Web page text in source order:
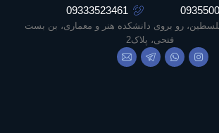
09333523461
رو بروی دانشکده هنر و معماری، بن بست
فتحی، پلاک2